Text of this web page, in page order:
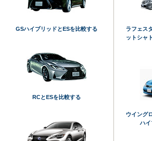
GSハイブリッドとESを比較する
RCとESを比較する
ラフェス
ットシャ
ウイング
ハイ